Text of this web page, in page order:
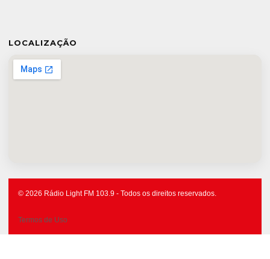
LOCALIZAÇÃO
© 2026 Rádio Light FM 103.9 - Todos os direitos reservados.
Termos de Uso